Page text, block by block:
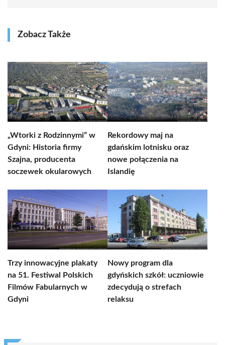
Zobacz Także
„Wtorki z Rodzinnymi” w
Gdyni: Historia firmy
Szajna, producenta
soczewek okularowych
Rekordowy maj na
gdańskim lotnisku oraz
nowe połączenia na
Islandię
Trzy innowacyjne plakaty
na 51. Festiwal Polskich
Filmów Fabularnych w
Gdyni
Nowy program dla
gdyńskich szkół: uczniowie
zdecydują o strefach
relaksu